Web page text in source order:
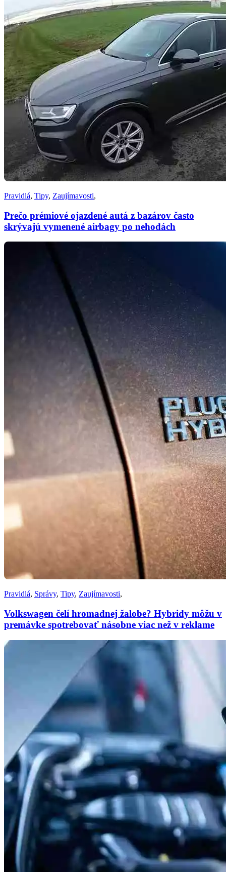
Pravidlá, Tipy, Zaujímavosti,
Prečo prémiové ojazdené autá z bazárov často
skrývajú vymenené airbagy po nehodách
Pravidlá, Správy, Tipy, Zaujímavosti,
Volkswagen čelí hromadnej žalobe? Hybridy môžu v
premávke spotrebovať násobne viac než v reklame